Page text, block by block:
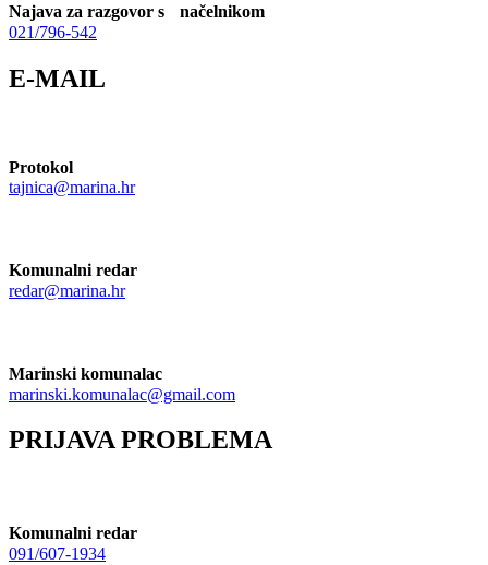
Najava za razgovor s načelnikom
021/796-542
E-MAIL
Protokol
tajnica@marina.hr
Komunalni redar
redar@marina.hr
Marinski komunalac
marinski.komunalac@gmail.com
PRIJAVA PROBLEMA
Komunalni redar
091/607-1934